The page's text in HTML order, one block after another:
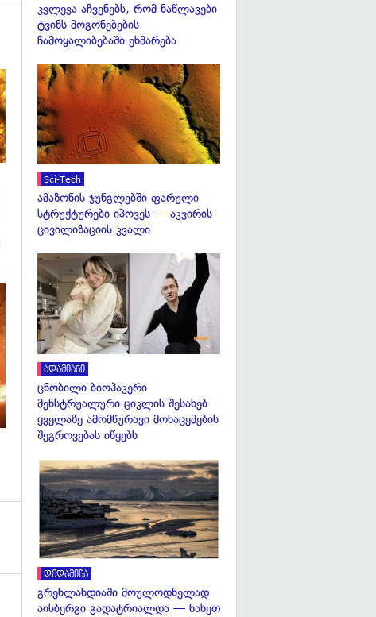
გადახედვა
გადახედვა
კვლევა აჩვენებს, რომ ნაწლავები
ტვინს მოგონებების
ჩამოყალიბებაში ეხმარება
Sci-Tech
ამაზონის ჯუნგლებში ფარული
სტრუქტურები იპოვეს — აკვირის
ცივილიზაციის კვალი
ადამიანი
ცნობილი ბიოჰაკერი
მენსტრუალური ციკლის შესახებ
ყველაზე ამომწურავი მონაცემების
შეგროვებას იწყებს
დედამიწა
გრენლანდიაში მოულოდნელად
აისბერგი გადატრიალდა — ნახეთ